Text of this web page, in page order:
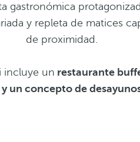
gastronómica
y repleta de matices
de proximidad.
incluye un restaurante
un concepto de